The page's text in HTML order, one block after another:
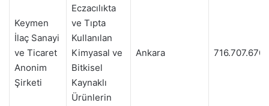
Keymen
İlaç Sanayi
ve Ticaret
Anonim
Şirketi
Eczacılıkta
ve Tıpta
Kullanılan
Kimyasal ve
Bitkisel
Kaynaklı
Ürünlerin
Ankara 716.707.670